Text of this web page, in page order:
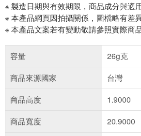
※ 製造日期與有效期限，商品成分與適
※ 本產品網頁因拍攝關係，圖檔略有差
※ 本產品文案若有變動敬請參照實際商
容量
26g克
商品來源國家
台灣
商品高度
1.9000
商品寬度
20.9000